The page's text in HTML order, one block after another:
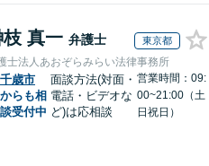
枝 真一 弁護士 東京都
士法人あおぞらみらい法律事務所
千歳市
からも相
談受付中
面談方法(対面・
電話・ビデオな
ど)は応相談
営業時間：09:
00~21:00（土
日祝日）